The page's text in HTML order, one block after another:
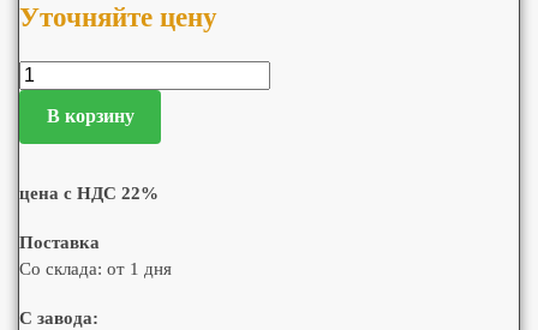
Уточняйте цену
В корзину
цена с НДС 22%
Поставка
Со склада: от 1 дня
С завода: